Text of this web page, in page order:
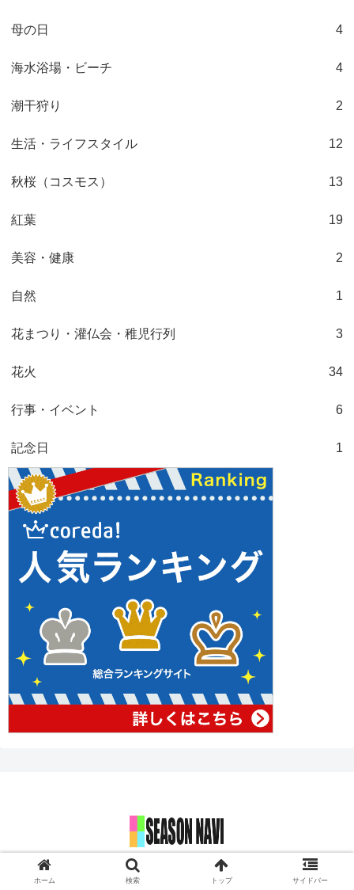
母の日 4
海水浴場・ビーチ 4
潮干狩り 2
生活・ライフスタイル 12
秋桜（コスモス） 13
紅葉 19
美容・健康 2
自然 1
花まつり・灌仏会・稚児行列 3
花火 34
行事・イベント 6
記念日 1
© 2017 SEASON NAVI 今年もこの季節がやってきました！.
ホーム 検索 トップ サイドバー